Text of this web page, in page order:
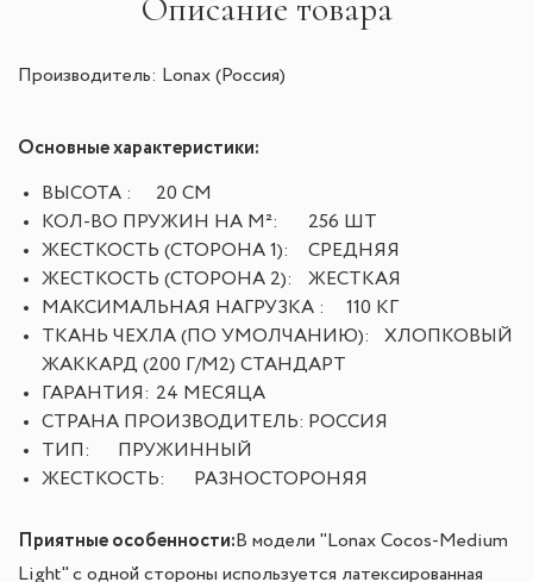
Описание товара
Производитель: Lonax (Россия)
Основные характеристики:
ВЫСОТА :
20 СМ
КОЛ-ВО ПРУЖИН НА М²:
256 ШТ
ЖЕСТКОСТЬ (СТОРОНА 1):
СРЕДНЯЯ
ЖЕСТКОСТЬ (СТОРОНА 2):
ЖЕСТКАЯ
МАКСИМАЛЬНАЯ НАГРУЗКА :
110 КГ
ТКАНЬ ЧЕХЛА (ПО УМОЛЧАНИЮ):
ХЛОПКОВЫЙ
ЖАККАРД (200 Г/М2) СТАНДАРТ
ГАРАНТИЯ: 24 МЕСЯЦА
СТРАНА ПРОИЗВОДИТЕЛЬ: РОССИЯ
ТИП:
ПРУЖИННЫЙ
ЖЕСТКОСТЬ:
РАЗНОСТОРОНЯЯ
Приятные особенности: В модели "Lonax Cocos-Medium
Light" с одной стороны используется латексированная